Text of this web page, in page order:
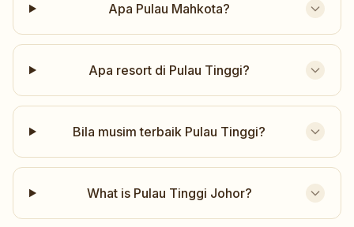
Apa Pulau Mahkota?
Apa resort di Pulau Tinggi?
Bila musim terbaik Pulau Tinggi?
What is Pulau Tinggi Johor?